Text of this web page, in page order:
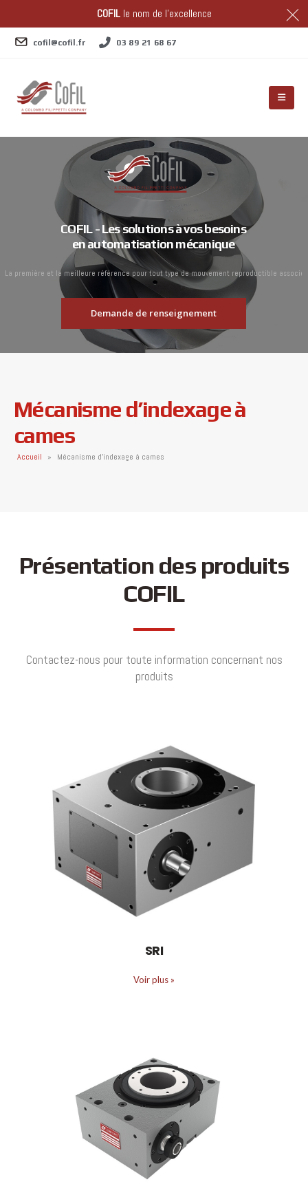
COFILle nom de l'excellence
cofil@cofil.fr 03 89 21 68 67
COFIL - Les solutions à vos besoins
en automatisation mécanique
La première et la meilleure référence pour tout type de mouvement reproductible associé
Demande de renseignement
Mécanisme d’indexage à
cames
Accueil » Mécanisme d’indexage à cames
Présentation des produits
COFIL
Contactez-nous pour toute information concernant nos
produits
SRI
Voir plus »